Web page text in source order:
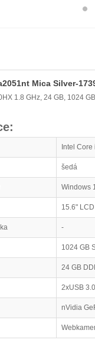
Mica Silver-
1.8 GHz, 24 GB, 1024
Intel
šedá
Windows
15.6"
-
1024 GB
24 GB
2xUSB
nVidia